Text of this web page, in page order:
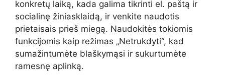
konkretų laiką, kada galima tikrinti el. paštą ir
socialinę žiniasklaidą, ir venkite naudotis
prietaisais prieš miegą. Naudokitės tokiomis
funkcijomis kaip režimas „Netrukdyti“, kad
sumažintumėte blaškymąsi ir sukurtumėte
ramesnę aplinką.